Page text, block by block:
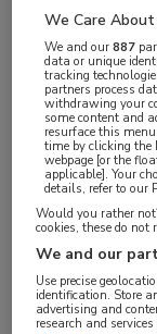
ernstige,
immuunziekte
lichaam kan
gepaard met
Ondanks de
decennialang
In deze on
van
landschap. Er
We Care About
We and our887
data or unique
tracking
partners process
withdrawing your
some content and
resurface this
time by clicking the
webpage [or the
applicable]. Your
details, refer to our
Would you rather
cookies, these do
We and our
Use precise
identification. Store
advertising and
research and